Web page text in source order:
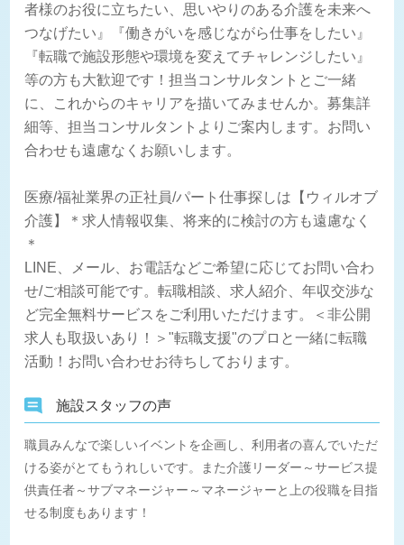
者様のお役に立ちたい、思いやりのある介護を未来へ
つなげたい』『働きがいを感じながら仕事をしたい』
『転職で施設形態や環境を変えてチャレンジしたい』
等の方も大歓迎です！担当コンサルタントとご一緒
に、これからのキャリアを描いてみませんか。募集詳
細等、担当コンサルタントよりご案内します。お問い
合わせも遠慮なくお願いします。
医療/福祉業界の正社員/パート仕事探しは【ウィルオブ
介護】＊求人情報収集、将来的に検討の方も遠慮なく
＊
LINE、メール、お電話などご希望に応じてお問い合わ
せ/ご相談可能です。転職相談、求人紹介、年収交渉な
ど完全無料サービスをご利用いただけます。＜非公開
求人も取扱いあり！＞"転職支援"のプロと一緒に転職
活動！お問い合わせお待ちしております。
施設スタッフの声
職員みんなで楽しいイベントを企画し、利用者の喜んでいただ
ける姿がとてもうれしいです。また介護リーダー～サービス提
供責任者～サブマネージャー～マネージャーと上の役職を目指
せる制度もあります！